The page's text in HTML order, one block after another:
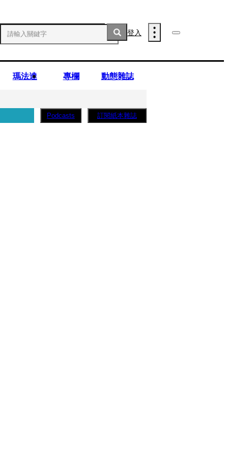
登入
瑪法達 專欄 動態雜誌
Podcasts 訂閱紙本雜誌